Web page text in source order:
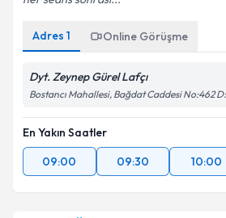
her seans sonrasi...
Adres 1 Online Görüşme
Dyt. Zeynep Gürel Lafçı
Bostancı Mahallesi, Bağdat Caddesi No:462 D:5
En Yakın Saatler
09:00
09:30 10:00